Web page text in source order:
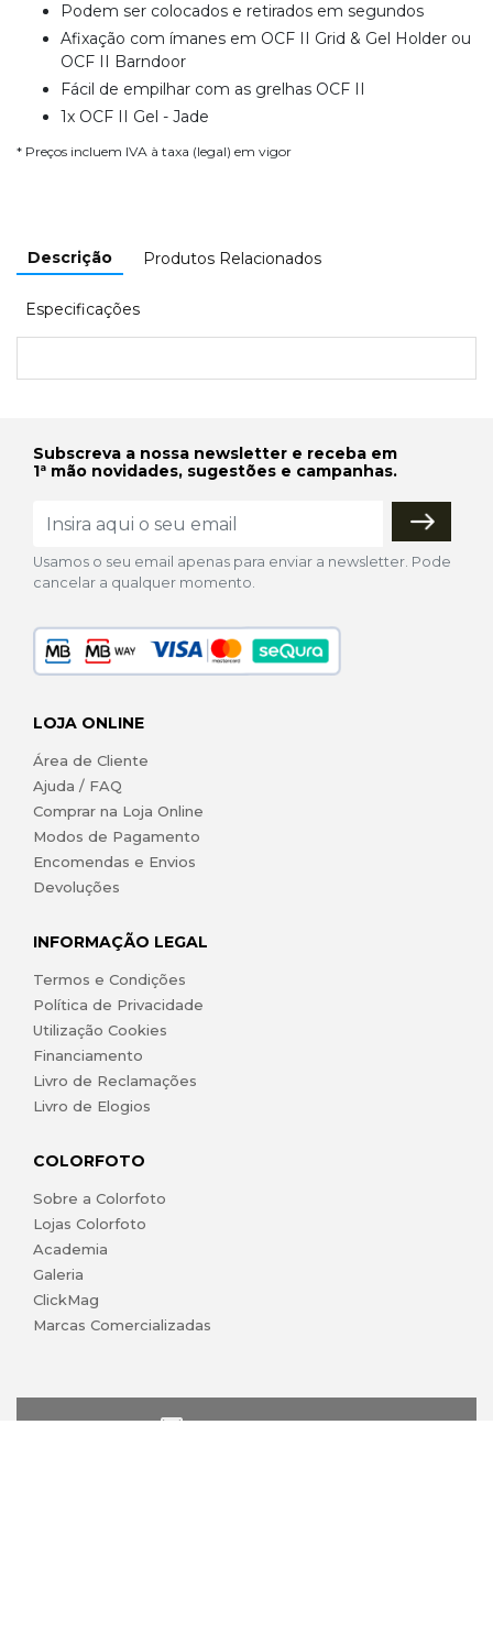
Podem ser colocados e retirados em segundos
Afixação com ímanes em OCF II Grid & Gel Holder ou
OCF II Barndoor
Fácil de empilhar com as grelhas OCF II
1x OCF II Gel - Jade
* Preços incluem IVA à taxa (legal) em vigor
Descrição Produtos Relacionados
Especificações
Subscreva a nossa newsletter e receba em
1ª mão novidades, sugestões e campanhas.
Usamos o seu email apenas para enviar a newsletter. Pode
cancelar a qualquer momento.
LOJA ONLINE
Área de Cliente
Ajuda / FAQ
Comprar na Loja Online
Modos de Pagamento
Encomendas e Envios
Devoluções
INFORMAÇÃO LEGAL
Termos e Condições
Política de Privacidade
Utilização Cookies
Financiamento
Livro de Reclamações
Livro de Elogios
COLORFOTO
Sobre a Colorfoto
Lojas Colorfoto
Academia
Galeria
ClickMag
Marcas Comercializadas
lojaonline@colorfoto.pt